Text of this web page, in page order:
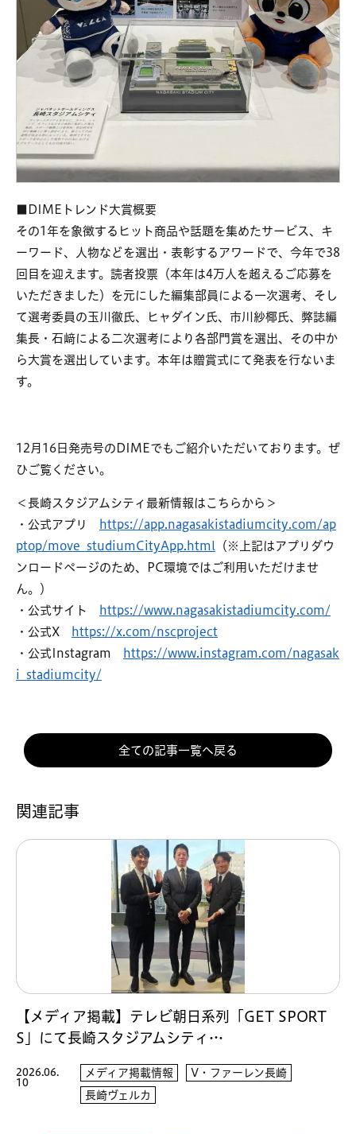
■DIMEトレンド大賞概要
その1年を象徴するヒット商品や話題を集めたサービス、キ
ーワード、人物などを選出・表彰するアワードで、今年で38
回目を迎えます。読者投票（本年は4万人を超えるご応募を
いただきました）を元にした編集部員による一次選考、そし
て選考委員の玉川徹氏、ヒャダイン氏、市川紗椰氏、弊誌編
集長・石﨑による二次選考により各部門賞を選出、その中か
ら大賞を選出しています。本年は贈賞式にて発表を行ないま
す。
12月16日発売号のDIMEでもご紹介いただいております。ぜ
ひご覧ください。
＜長崎スタジアムシティ最新情報はこちらから＞
・公式アプリ
https://app.nagasakistadiumcity.com/ap
ptop/move_studiumCityApp.html （※上記はアプリダウ
ンロードページのため、PC環境ではご利用いただけませ
ん。）
・公式サイト
https://www.nagasakistadiumcity.com/
・公式X
https://x.com/nscproject
・公式Instagram
https://www.instagram.com/nagasak
i_stadiumcity/
全ての記事一覧へ戻る
関連記事
【メディア掲載】テレビ朝日系列「GET SPORT
S」にて長崎スタジアムシティ…
2026.06.
10
メディア掲載情報
V・ファーレン長崎
長崎ヴェルカ